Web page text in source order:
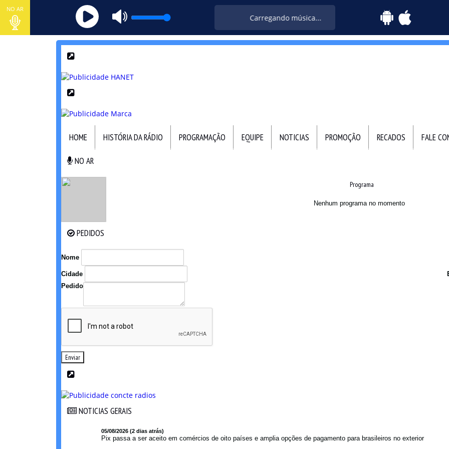
NO AR
Carregando música...
HOME HISTÓRIA DA RÁDIO PROGRAMAÇÃO EQUIPE NOTICIAS PROMOÇÃO RECADOS FALE
NO AR
Programa
Nenhum programa no momento
PEDIDOS
Nome
Cidade
Pedido
Enviar
NOTICIAS GERAIS
05/08/2026 (2 dias atrás)
Pix passa a ser aceito em comércios de oito países e amplia opções de pagamento para brasileiros no exterior